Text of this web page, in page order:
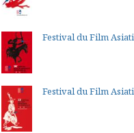
Festival du Film
Festival du Film